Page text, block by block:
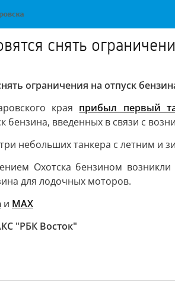
снять
ограничения на отпуск
края прибыл первый
бензина, введенных в связи с
небольших танкера с летним и
Охотска бензином
для лодочных моторов.
и MAX
"РБК Восток"